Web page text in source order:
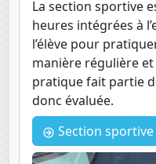
La section sportive
heures intégrées à
l’élève pour
manière régulière
pratique fait partie
donc évaluée.
Section sportive